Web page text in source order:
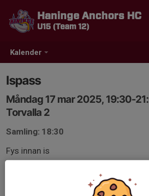
Kalender
Haninge Anchors HC
U15 (Team 12)
Ispass
Måndag 17 mar 2025, 19:30-
Torvalla 2
Samling: 18:30
Fys innan is